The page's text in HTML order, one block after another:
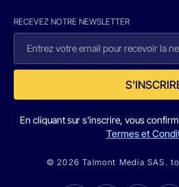
RECEVEZ NOTRE NEWSLETTER
En cliquant sur s'inscrire, vous
Termes et
© 2026 Talmont Media SAS.